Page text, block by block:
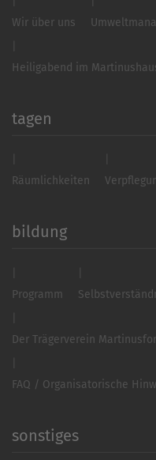
Wir über uns
Heiligabend im
tagen
Räumlichkeiten
bildung
Programm
Der Trägerverein
FAQ / Organisatorische
sonstiges